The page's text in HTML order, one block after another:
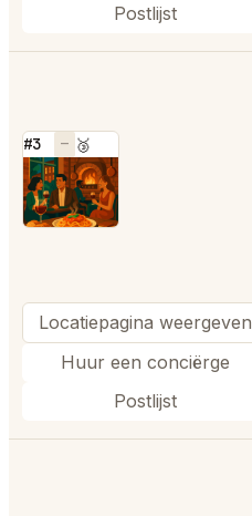
Postlijst
#3 — 🥉
⭐
Locatiepagina weergeven
Huur een conciërge
Postlijst